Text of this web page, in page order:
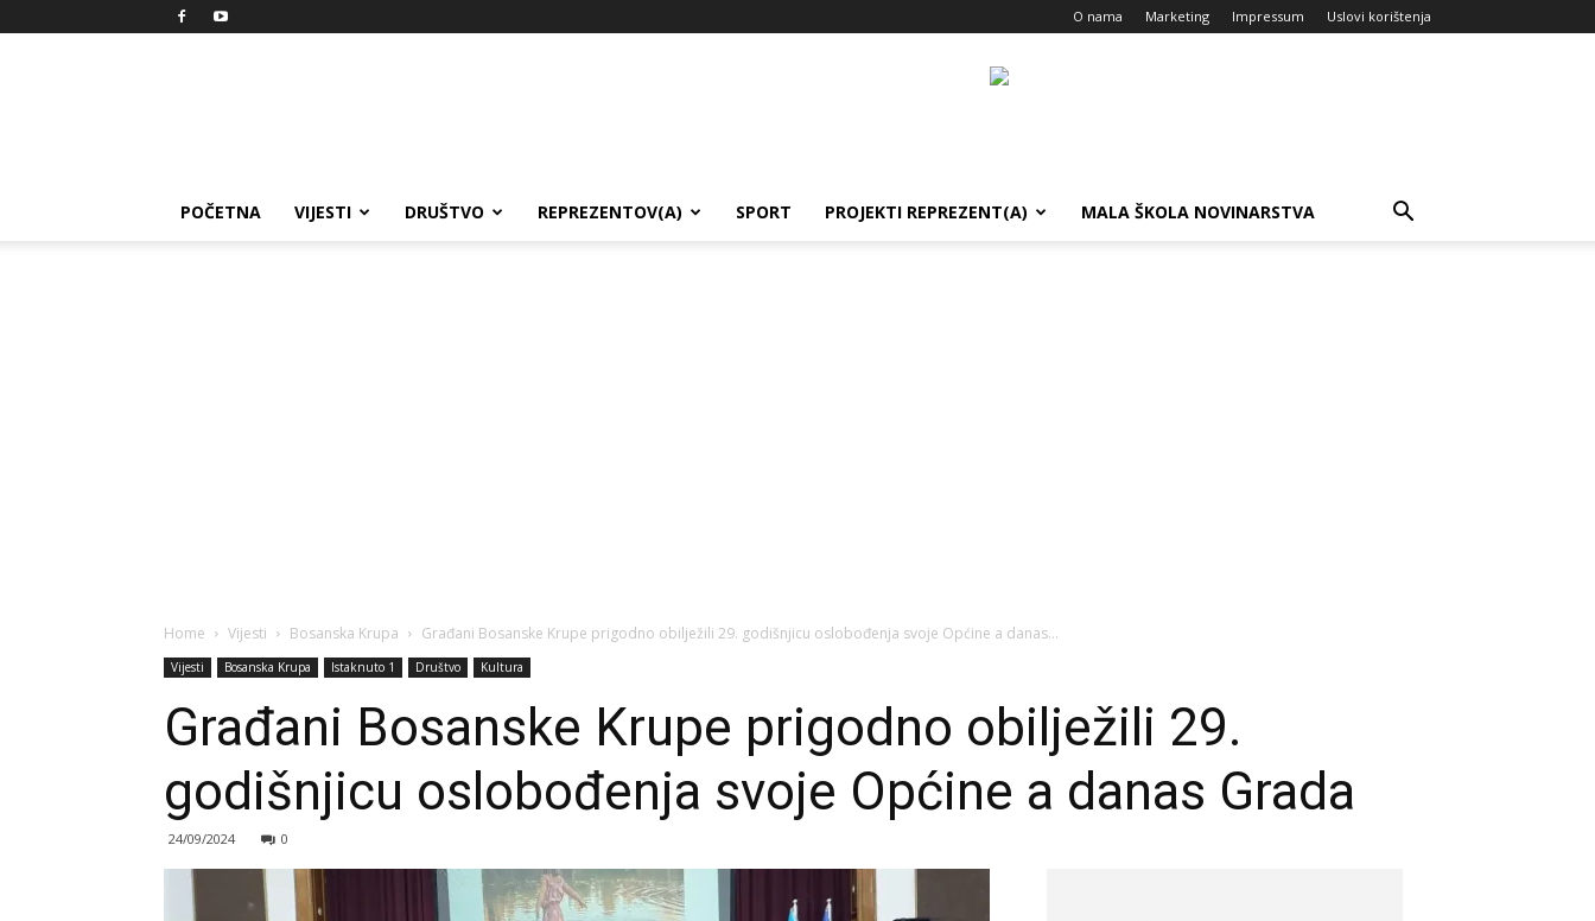
O nama Marketing Impressum Uslovi korištenja
POČETNA VIJESTI DRUŠTVO REPREZENTOV(A) SPORT PROJEKTI REPREZENT(A) MALA ŠKOLA NOVINARSTVA
Home Vijesti Bosanska Krupa Građani Bosanske Krupe prigodno obilježili 29. godišnjicu oslobođenja svoje Općine a danas...
Vijesti Bosanska Krupa Istaknuto 1 Društvo Kultura
Građani Bosanske Krupe prigodno obilježili 29.
godišnjicu oslobođenja svoje Općine a danas Grada
24/09/2024 0